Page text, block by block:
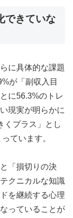
できていな
に具体的な課題
が「副収入目
に56.3%のトレ
現実が明らかに
くプラス」とし
ています。
「損切りの決
クニカルな知識
を継続する心理
っていることが